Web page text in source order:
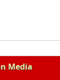
Media